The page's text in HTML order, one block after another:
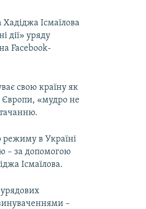
Ісмаїлова
дії» уряду
Facebook-
свою країну як
Європи, «мудро не
режиму в Україні
– за допомогою
Ісмаїлова.
–